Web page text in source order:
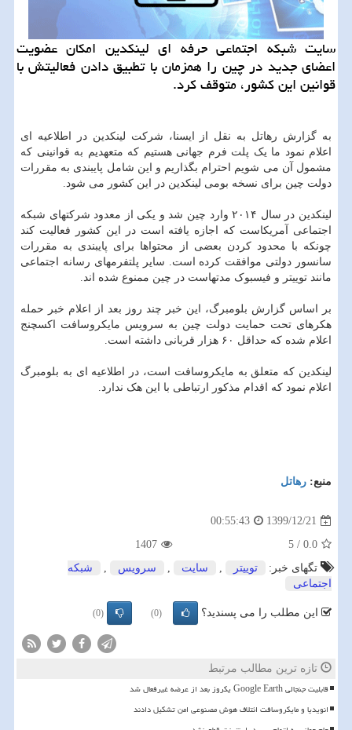
سایت شبکه اجتماعی حرفه ای لینکدین امکان عضویت
اعضای جدید در چین را همزمان با تطبیق دادن فعالیتش با
قوانین این کشور، متوقف کرد.
به گزارش رهاتل به نقل از ایسنا، شرکت لینکدین در اطلاعیه ای
اعلام نمود ما یک پلت فرم جهانی هستیم که متعهدیم به قوانینی که
مشمول آن می شویم احترام بگذاریم و این شامل پایبندی به مقررات
دولت چین برای نسخه بومی لینکدین در این کشور می شود.
لینکدین در سال ۲۰۱۴ وارد چین شد و یکی از معدود شرکتهای شبکه
اجتماعی آمریکاست که اجازه یافته است در این کشور فعالیت کند
چونکه با محدود کردن بعضی از محتواها برای پایبندی به مقررات
سانسور دولتی موافقت کرده است. سایر پلتفرمهای رسانه اجتماعی
مانند توییتر و فیسبوک مدتهاست در چین ممنوع شده اند.
بر اساس گزارش بلومبرگ، این خبر چند روز بعد از اعلام خبر حمله
هکرهای تحت حمایت دولت چین به سرویس مایکروسافت اکسچنج
اعلام شده که حداقل ۶۰ هزار قربانی داشته است.
لینکدین که متعلق به مایکروسافت است، در اطلاعیه ای به بلومبرگ
اعلام نمود که اقدام مذکور ارتباطی با این هک ندارد.
منبع: رهاتل
1399/12/21
00:55:43
0.0
/
5
1407
تگهای خبر:
توییتر , سایت , سرویس ,
شبكه
اجتماعی
این مطلب را می پسندید؟ (0)
(0)
تازه ترین مطالب مرتبط
قابلیت جنجالی Google Earth یکروز بعد از عرضه غیرفعال شد
انویدیا و مایکروسافت ائتلاف هوش مصنوعی امن تشکیل دادند